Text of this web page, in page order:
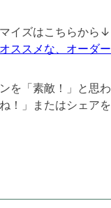
イズはこちらから
ススメな、オーダ
を「素敵！」と思
！」またはシェアを